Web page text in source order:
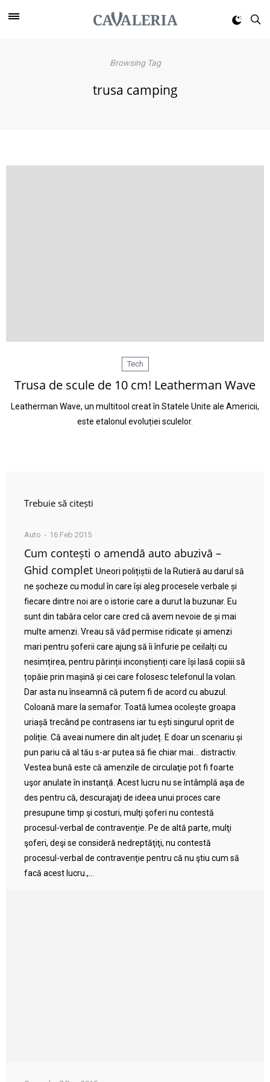
Browsing Tag
trusa camping
Tech
Trusa de scule de 10 cm! Leatherman Wave
Leatherman Wave, un multitool creat în Statele Unite ale Americii,
este etalonul evoluției sculelor.
Trebuie să citești
Auto 16 Feb 2015
Cum contești o amendă auto abuzivă –
Ghid complet Uneori polițiștii de la Rutieră au darul să
ne șocheze cu modul în care își aleg procesele verbale și
fiecare dintre noi are o istorie care a durut la buzunar. Eu
sunt din tabăra celor care cred că avem nevoie de și mai
multe amenzi. Vreau să văd permise ridicate și amenzi
mari pentru șoferii care ajung să îi înfurie pe ceilalți cu
nesimțirea, pentru părinții inconștienți care își lasă copiii să
țopăie prin mașină și cei care folosesc telefonul la volan.
Dar asta nu înseamnă că putem fi de acord cu abuzul.
Coloană mare la semafor. Toată lumea ocolește groapa
uriașă trecând pe contrasens iar tu ești singurul oprit de
poliție. Că aveai numere din alt județ. E doar un scenariu și
pun pariu că al tău s-ar putea să fie chiar mai… distractiv.
Vestea bună este că amenzile de circulaţie pot fi foarte
uşor anulate în instanţă. Acest lucru nu se întâmplă aşa de
des pentru că, descurajaţi de ideea unui proces care
presupune timp şi costuri, mulţi şoferi nu contestă
procesul-verbal de contravenţie. Pe de altă parte, mulţi
şoferi, deşi se consideră nedreptăţiţi, nu contestă
procesul-verbal de contravenţie pentru că nu ştiu cum să
facă acest lucru.,...